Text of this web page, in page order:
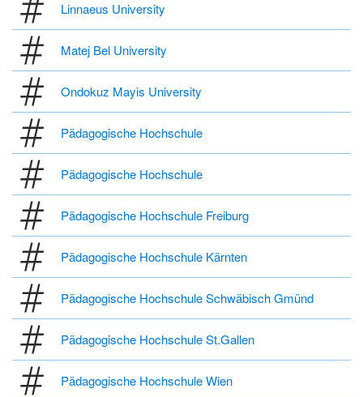
Linnaeus University
Matej Bel University
Ondokuz Mayis University
Pädagogische Hochschule
Pädagogische Hochschule
Pädagogische Hochschule Freiburg
Pädagogische Hochschule Kärnten
Pädagogische Hochschule Schwäbisch Gmünd
Pädagogische Hochschule St.Gallen
Pädagogische Hochschule Wien